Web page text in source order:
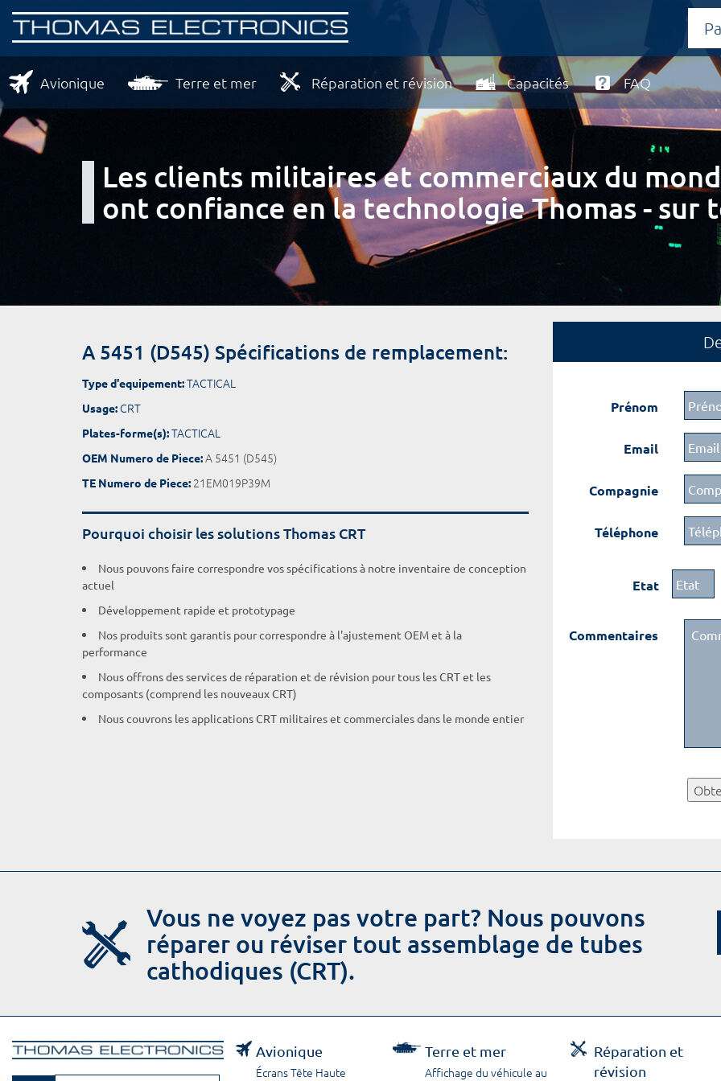
Avionique Terre et mer Réparation et révision Capacités FAQ
Les clients militaires et commerciaux du
ont confiance en la technologie Thomas - sur
A 5451 (D545) Spécifications de remplacement:
Type d'equipement:TACTICAL
Usage: CRT
Plates-forme(s):TACTICAL
OEM Numero de Piece:A 5451 (D545)
TE Numero de Piece: 21EM019P39M
Pourquoi choisir les solutions Thomas CRT
Nous pouvons faire correspondre vos spécifications à notre inventaire de conception
actuel
Développement rapide et prototypage
Nos produits sont garantis pour correspondre à l'ajustement OEM et à la
performance
Nous offrons des services de réparation et de révision pour tous les CRT et les
composants (comprend les nouveaux CRT)
Nous couvrons les applications CRT militaires et commerciales dans le monde entier
Prénom
Email
Compagnie
Téléphone
Etat
Commentaires
Vous ne voyez pas votre part? Nous pouvons
réparer ou réviser tout assemblage de tubes
cathodiques (CRT).
Avionique
Écrans Tête Haute
Terre et mer
Affichage du véhicule au
Réparation et
révision